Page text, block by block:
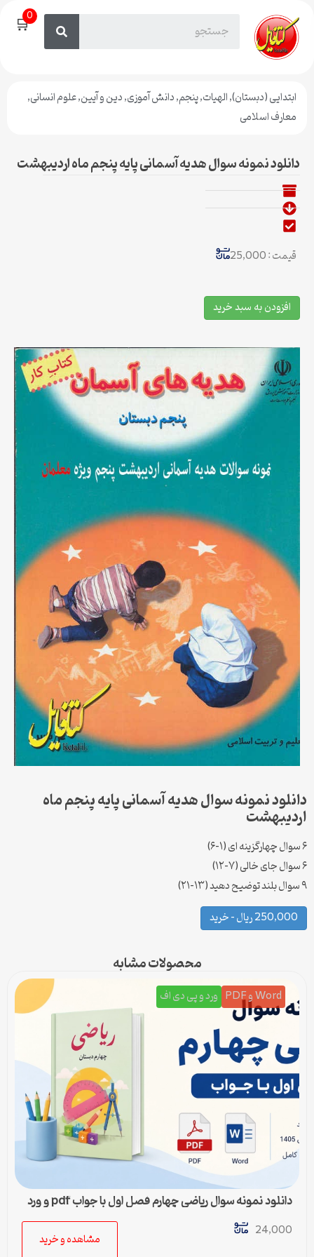
🛒0
ابتدایی (دبستان),الهیات,پنجم,دانش آموزی,دین و آیین,علوم انسانی,
معارف اسلامی
دانلود نمونه سوال هدیه آسمانی پایه پنجم ماه اردیبهشت
قیمت : 25,000
افزودن به سبد خرید
دانلود نمونه سوال هدیه آسمانی پایه پنجم ماه
اردیبهشت
۶ سوال چهارگزینه ای (۱-۶)
۶ سوال جای خالی (۷-۱۲)
۹ سوال بلند توضیح دهید (۱۳-۲۱)
250,000 ریال – خرید
محصولات مشابه
Word و PDF ورد و پی دی اف
دانلود نمونه سوال ریاضی چهارم فصل اول با جواب pdf و ورد
24,000
مشاهده و خرید